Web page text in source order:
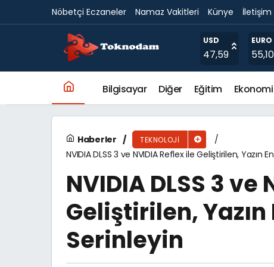
Nöbetçi Eczaneler Namaz Vakitleri Künye İletişim
USD
47,59
EURO
55,10
Bilgisayar Diğer Eğitim Ekonomi
Haberler TEKNOLOJI
NVIDIA DLSS 3 ve NVIDIA Reflex ile Geliştirilen, Yazın
NVIDIA DLSS 3 ve
Geliştirilen, Yazın
Serinleyin
ADATA Legend 970 Pro SSD, Benzersiz Aktif